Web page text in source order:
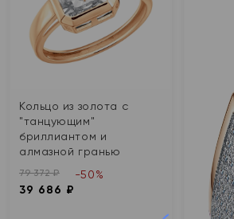
Кольцо из золота с
"танцующим"
бриллиантом и
алмазной гранью
79 372 ₽
39 686 ₽
-50%